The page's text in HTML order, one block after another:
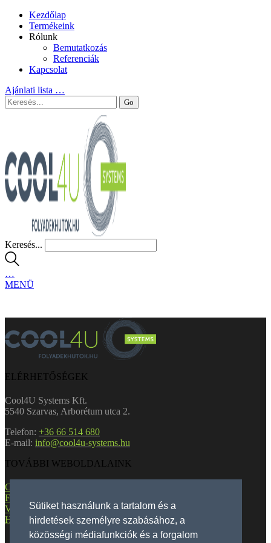
Sütiket használunk a tartalom és a
hirdetések személyre szabásához, a
közösségi médiafunkciók és a forgalom
Kezdőlap
Termékeink
Rólunk
Bemutatkozás
Referenciák
Kapcsolat
Ajánlati lista …
Keresés...
…
MENÜ
ELÉRHETŐSÉGEK
Cool4U Systems Kft.
5540 Szarvas, Arborétum utca 2.
Telefon: +36 66 514 680
E-mail: info@cool4u-systems.hu
TOVÁBBI WEBOLDALAINK
Cool4U Systems
Fan-Coilok
VRF Rendszerek
Hőszivattyúk